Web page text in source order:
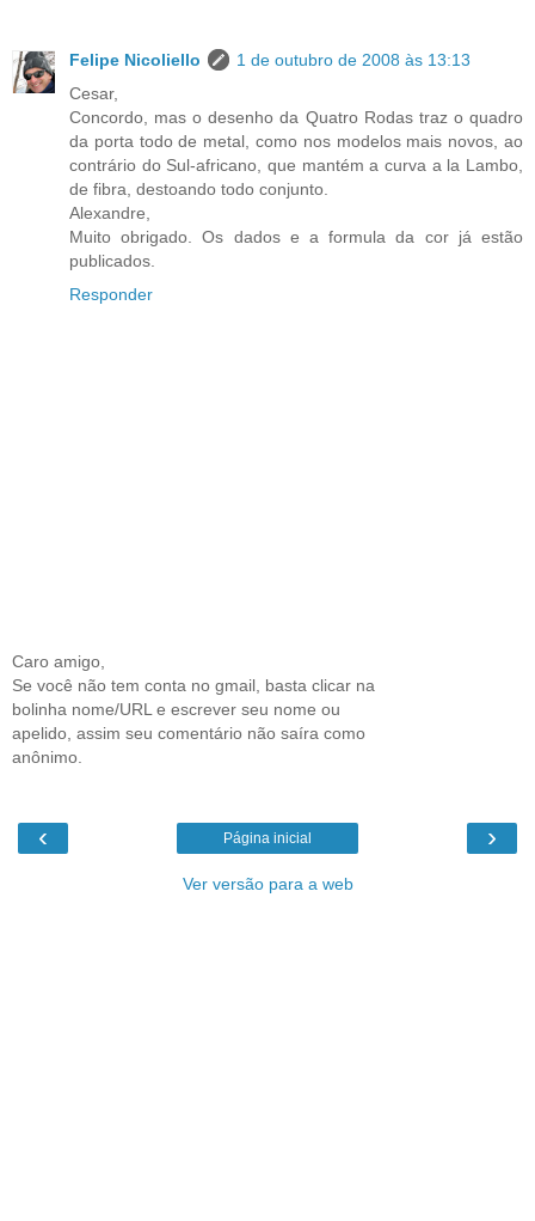
Felipe Nicoliello
1 de outubro de 2008 às 13:13
Cesar,
Concordo, mas o desenho da Quatro Rodas traz o quadro
da porta todo de metal, como nos modelos mais novos, ao
contrário do Sul-africano, que mantém a curva a la Lambo,
de fibra, destoando todo conjunto.
Alexandre,
Muito obrigado. Os dados e a formula da cor já estão
publicados.
Responder
Caro amigo,
Se você não tem conta no gmail, basta clicar na
bolinha nome/URL e escrever seu nome ou
apelido, assim seu comentário não saíra como
anônimo.
‹ ›
Página inicial
Ver versão para a web